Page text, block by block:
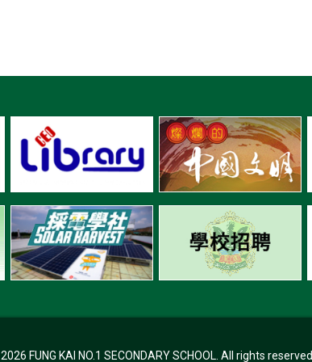
2026 FUNG KAI NO.1 SECONDARY SCHOOL. All rights reserved.